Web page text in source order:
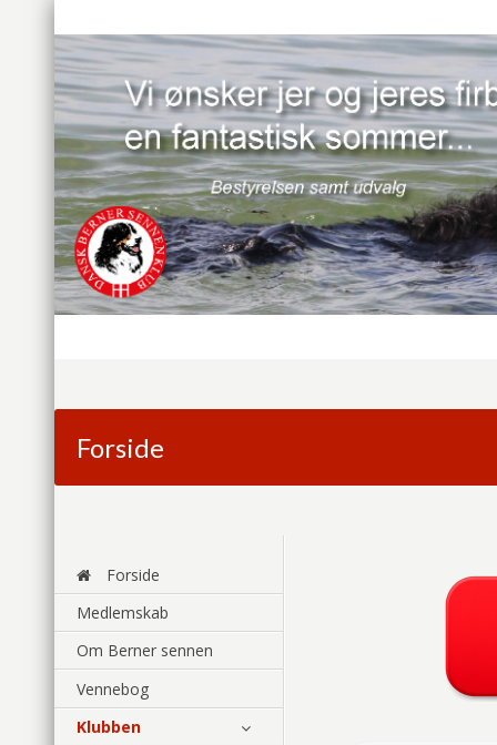
Forside
Forside
Medlemskab
Om Berner sennen
Vennebog
Klubben